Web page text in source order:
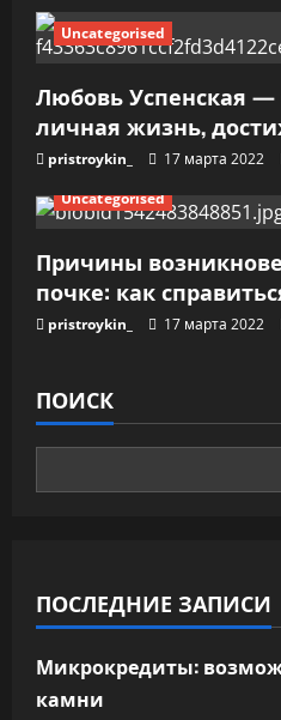
Uncategorised
Любовь Успенская —
личная жизнь,
pristroykin_ 17 марта 2022
Uncategorised
Причины
почке: как
pristroykin_ 17 марта 2022
ПОИСК
ПОСЛЕДНИЕ ЗАПИСИ
Микрокредиты:
камни